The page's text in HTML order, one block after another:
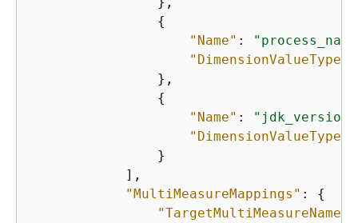
{
"Name" :
"DimensionValueType"
                },
{
"Name" : "jdk_version"
"DimensionValueType"
                }
            ],
"MultiMeasureMappings" : {
"TargetMultiMeasureName"